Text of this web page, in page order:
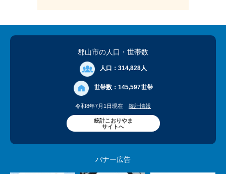
郡山市の人口 ・世帯数
人口： 314,828人
世帯数： 145,597世帯
令和8年7月1日現在 統計情報
統計こおりやま
サイトへ
バナー広告